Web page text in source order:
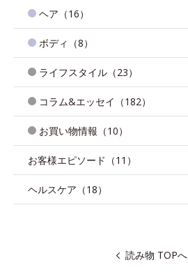
ヘア（16）
ボディ（8）
ライフスタイル（23）
コラム&エッセイ（182）
お買い物情報（10）
お客様エピソード（11）
ヘルスケア（18）
読み物 TOPへ